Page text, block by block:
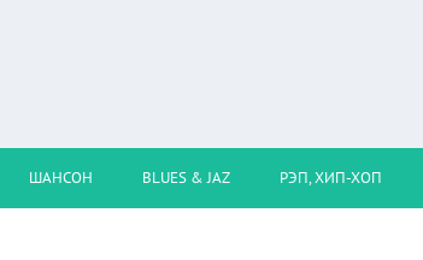
ШАНСОН BLUES & JAZ РЭП, ХИП-ХОП